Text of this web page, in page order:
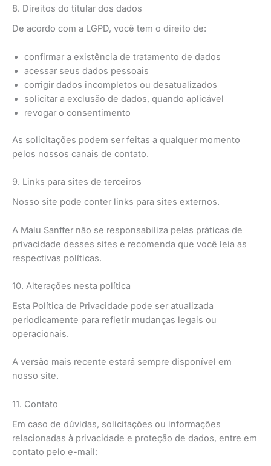
8. Direitos do titular dos dados
De acordo com a LGPD, você tem o direito de:
confirmar a existência de tratamento de dados
acessar seus dados pessoais
corrigir dados incompletos ou desatualizados
solicitar a exclusão de dados, quando aplicável
revogar o consentimento
As solicitações podem ser feitas a qualquer momento
pelos nossos canais de contato.
9. Links para sites de terceiros
Nosso site pode conter links para sites externos.
A Malu Sanffer não se responsabiliza pelas práticas de
privacidade desses sites e recomenda que você leia as
respectivas políticas.
10. Alterações nesta política
Esta Política de Privacidade pode ser atualizada
periodicamente para refletir mudanças legais ou
operacionais.
A versão mais recente estará sempre disponível em
nosso site.
11. Contato
Em caso de dúvidas, solicitações ou informações
relacionadas à privacidade e proteção de dados, entre em
contato pelo e-mail: